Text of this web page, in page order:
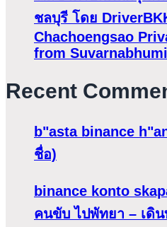
ชลบุรี โดย
Chachoengsao
from
Recent
b"asta binance
ชื่อ)
binance konto
คนขับ ไปพัทยา – เดิ